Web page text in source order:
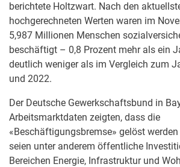
berichtete Holtzwart. Nach den
hochgerechneten Werten waren im
5,987 Millionen Menschen
beschäftigt – 0,8 Prozent mehr als ein
deutlich weniger als im Vergleich zum
und 2022.
Der Deutsche Gewerkschaftsbund in
Arbeitsmarktdaten zeigten, dass die
«Beschäftigungsbremse» gelöst
seien unter anderem öffentliche
Bereichen Energie, Infrastruktur und